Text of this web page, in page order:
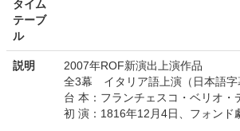
タイム
テーブ
ル
説明
2007年ROF新演出上演作品
全3幕 イタリア語上演（日本語字
台 本：フランチェスコ・ベリオ・
初 演：1816年12月4日、フォンド